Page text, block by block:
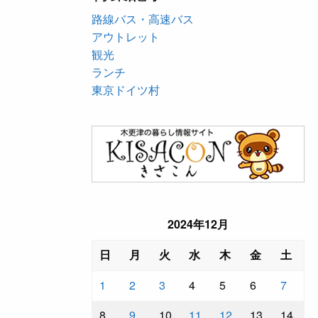
路線バス・高速バス
アウトレット
観光
ランチ
東京ドイツ村
2024年12月
日
月 火 水 木 金
土
1
2 3 4 5 6
7
8
9 10 11 12 13
14